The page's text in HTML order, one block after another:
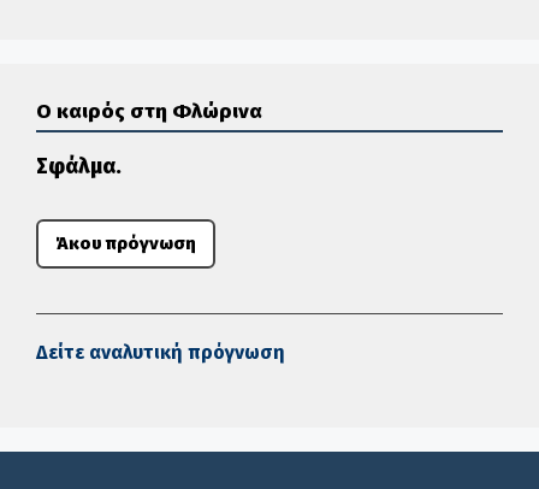
Ο καιρός στη Φλώρινα
Σφάλμα.
Άκου πρόγνωση
Δείτε αναλυτική πρόγνωση